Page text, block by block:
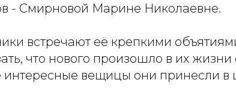
- Смирновой Марине Николаевне.
встречают её крепкими
что нового произошло в их
интересные вещицы они принесли в